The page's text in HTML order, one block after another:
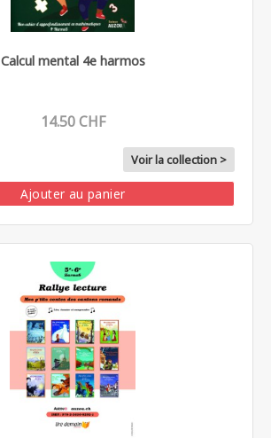
Calcul mental 4e harmos
14.50 CHF
Voir la collection >
Ajouter au panier